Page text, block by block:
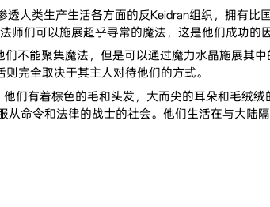
人类生产生活各方面的反Keidran组织，拥有比
们可以施展超乎寻常的魔法，这是他们成功的
不能聚集魔法，但是可以通过魔力水晶施展其
完全取决于其主人对待他们的方式。
们有着棕色的毛和头发，大而尖的耳朵和毛绒
命令和法律的战士的社会。他们生活在与大陆